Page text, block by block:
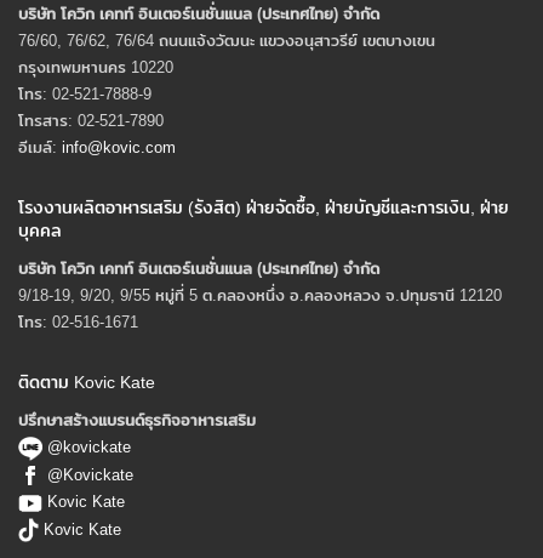
บริษัท โควิก เคทท์ อินเตอร์เนชั่นแนล (ประเทศไทย) จํากัด
76/60, 76/62, 76/64 ถนนแจ้งวัฒนะ แขวงอนุสาวรีย์ เขตบางเขน
กรุงเทพมหานคร 10220
โทร: 02-521-7888-9
โทรสาร: 02-521-7890
อีเมล์: info@kovic.com
โรงงานผลิตอาหารเสริม (รังสิต) ฝ่ายจัดซื้อ, ฝ่ายบัญชีและการเงิน, ฝ่าย
บุคคล
บริษัท โควิก เคทท์ อินเตอร์เนชั่นแนล (ประเทศไทย) จํากัด
9/18-19, 9/20, 9/55 หมู่ที่ 5 ต.คลองหนึ่ง อ.คลองหลวง จ.ปทุมธานี 12120
โทร: 02-516-1671
ติดตาม Kovic Kate
ปรึกษาสร้างแบรนด์ธุรกิจอาหารเสริม
@kovickate
@Kovickate
Kovic Kate
Kovic Kate